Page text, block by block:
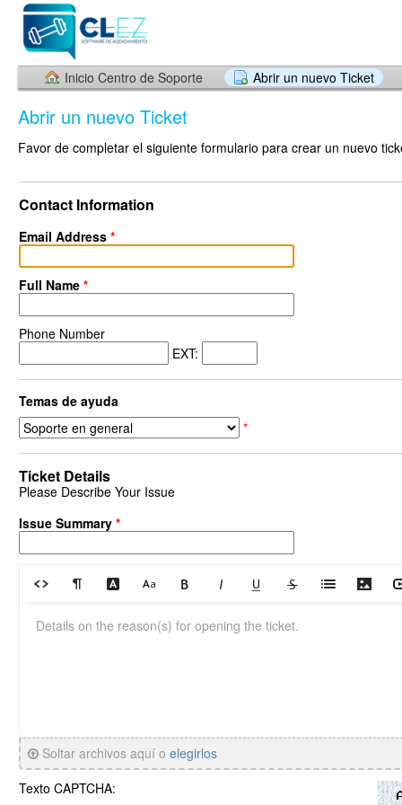
Inicio Centro de Soporte Abrir un nuevo Ticket
Abrir un nuevo Ticket
Favor de completar el siguiente formulario para crear un nuevo
Contact Information
Email Address *
Full Name *
Phone Number
EXT:
Temas de ayuda
*
Ticket Details
Please Describe Your Issue
Issue Summary *
Soltar archivos aquí o elegirlos
Texto CAPTCHA: